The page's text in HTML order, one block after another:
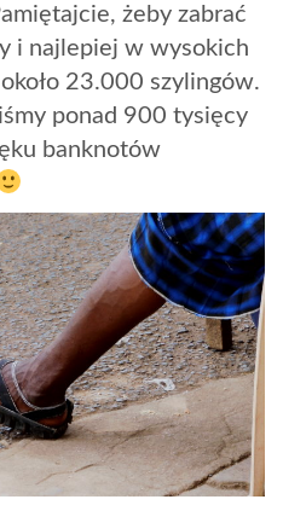
żeby zabrać
i najlepiej w wysokich
23.000 szylingów.
ponad 900 tysięcy
banknotów